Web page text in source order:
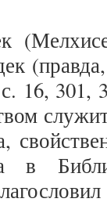
16, 301,
в